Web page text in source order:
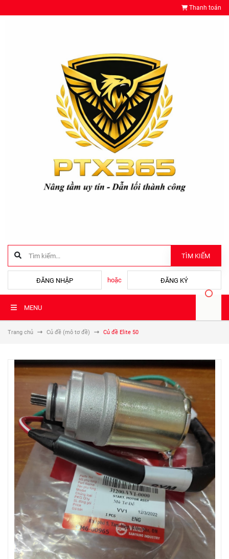
Thanh toán
TÌM KIẾM
ĐĂNG NHẬP hoặc ĐĂNG KÝ
MENU
Trang chủ Củ đề (mô tơ đề) Củ đề Elite 50